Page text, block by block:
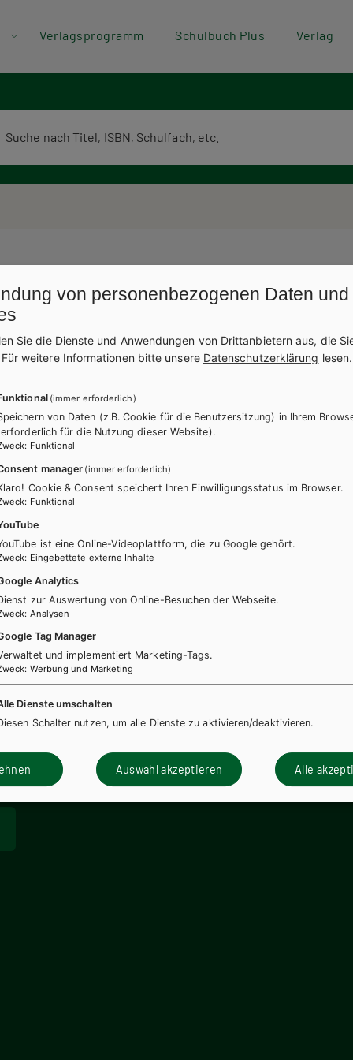
Verlagsprogramm Schulbuch Plus Verlag
passenden Produkte
Zurücksetzen
von personenbezogenen Daten und
Sie die Dienste und Anwendungen von Drittanbietern aus, die
Für weitere Informationen bitte unsere Datenschutzerklärung lesen.
(immer erforderlich)
von Daten (z.B. Cookie für die Benutzersitzung) in Ihrem
für die Nutzung dieser Website).
: Funktional
manager (immer erforderlich)
Cookie & Consent speichert Ihren Einwilligungsstatus im Browser.
: Funktional
ist eine Online-Videoplattform, die zu Google gehört.
: Eingebettete externe Inhalte
Analytics
zur Auswertung von Online-Besuchen der Webseite.
: Analysen
Tag Manager
und implementiert Marketing-Tags.
: Werbung und Marketing
Dienste umschalten
Schalter nutzen, um alle Dienste zu aktivieren/deaktivieren.
Auswahl akzeptieren Alle